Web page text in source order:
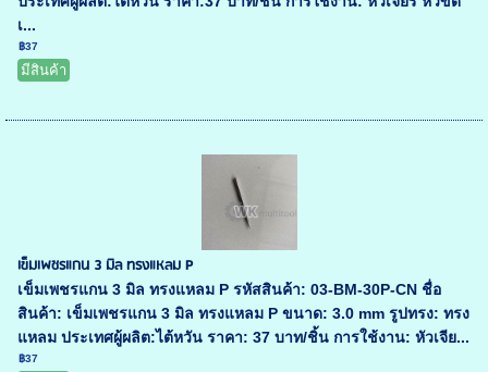
เ...
฿37
มีสินค้า
เข็มเพชรแกน 3 มิล ทรงแหลม P
เข็มเพชรแกน 3 มิล ทรงแหลม P รหัสสินค้า: 03-BM-30P-CN ชื่อ
สินค้า: เข็มเพชรแกน 3 มิล ทรงแหลม P ขนาด: 3.0 mm รูปทรง: ทรง
แหลม ประเทศผู้ผลิต:ไต้หวัน ราคา: 37 บาท/ชิ้น การใช้งาน: หัวเจีย...
฿37